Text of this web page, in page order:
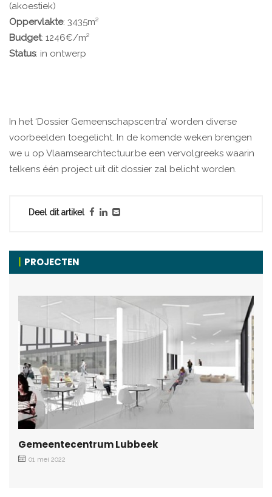
(akoestiek)
Oppervlakte: 3435m²
Budget: 1246€/m²
Status: in ontwerp
In het ‘Dossier Gemeenschapscentra’ worden diverse
voorbeelden toegelicht. In de komende weken brengen
we u op Vlaamsearchtectuur.be een vervolgreeks waarin
telkens één project uit dit dossier zal belicht worden.
Deel dit artikel
PROJECTEN
Gemeentecentrum Lubbeek
01 mei 2022